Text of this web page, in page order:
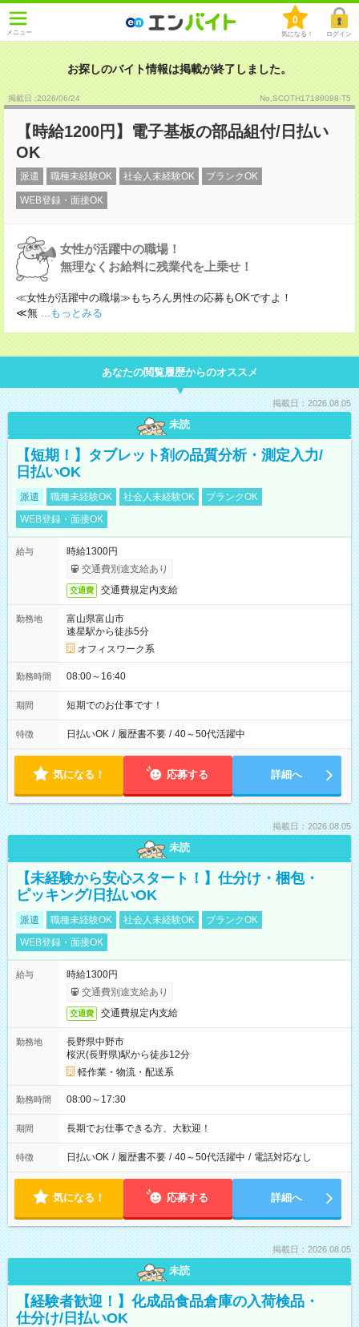
メニュー
0
気になる！ ログイン
お探しのバイト情報は掲載が終了しました。
掲載日 :2026/06/24 No.SCOTH17188098-T5
【時給1200円】電子基板の部品組付/日払い
OK
派遣 職種未経験OK 社会人未経験OK ブランクOK
WEB登録・面接OK
女性が活躍中の職場！
無理なくお給料に残業代を上乗せ！
≪女性が活躍中の職場≫もちろん男性の応募もOKですよ！
≪無 ...もっとみる
あなたの閲覧履歴からのオススメ
掲載日：2026.08.05
未読
【短期！】タブレット剤の品質分析・測定入力/
日払いOK
派遣 職種未経験OK 社会人未経験OK
ブランクOK
WEB登録・面接OK
給与
時給1300円
交通費別途支給あり
交通費 交通費規定内支給
勤務地
富山県富山市
速星駅から徒歩5分
オフィスワーク系
勤務時間 08:00～16:40
期間 短期でのお仕事です！
特徴 日払いOK / 履歴書不要 / 40～50代活躍中
気になる！ 応募する 詳細へ
掲載日：2026.08.05
未読
【未経験から安心スタート！】仕分け・梱包・
ピッキング/日払いOK
派遣 職種未経験OK 社会人未経験OK
ブランクOK
WEB登録・面接OK
給与
時給1300円
交通費別途支給あり
交通費 交通費規定内支給
勤務地
長野県中野市
桜沢(長野県)駅から徒歩12分
軽作業・物流・配送系
勤務時間 08:00～17:30
期間 長期でお仕事できる方、大歓迎！
特徴 日払いOK / 履歴書不要 / 40～50代活躍中 / 電話対応なし
気になる！ 応募する 詳細へ
掲載日：2026.08.05
未読
【経験者歓迎！】化成品食品倉庫の入荷検品・
仕分け/日払いOK